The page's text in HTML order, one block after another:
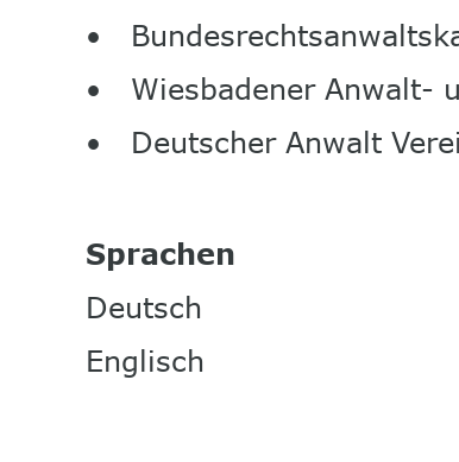
•
•
Wiesbadener Anwalt-
•
Deutscher Anwalt
Sprachen
Deutsch
Englisch